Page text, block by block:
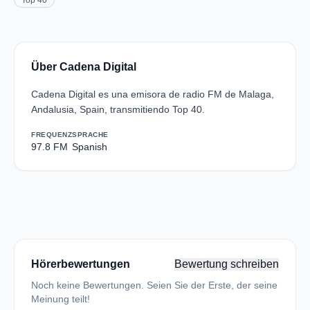
Über Cadena Digital
Cadena Digital es una emisora de radio FM de Malaga,
Andalusia, Spain, transmitiendo Top 40.
FREQUENZ
97.8 FM
SPRACHE
Spanish
Hörerbewertungen Bewertung schreiben
Noch keine Bewertungen. Seien Sie der Erste, der seine
Meinung teilt!